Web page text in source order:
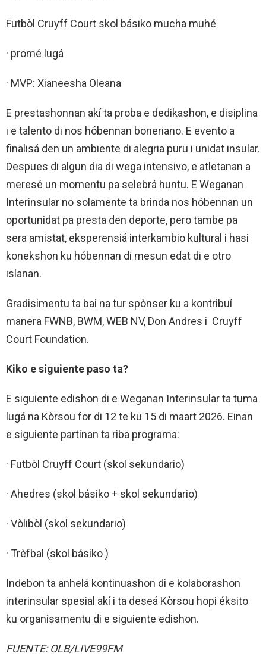
Futbòl Cruyff Court skol básiko mucha muhé
· promé lugá
· MVP: Xianeesha Oleana
E prestashonnan akí ta proba e dedikashon, e disiplina
i e talento di nos hóbennan boneriano. E evento a
finalisá den un ambiente di alegria puru i unidat insular.
Despues di algun dia di wega intensivo, e atletanan a
meresé un momentu pa selebrá huntu. E Weganan
Interinsular no solamente ta brinda nos hóbennan un
oportunidat pa presta den deporte, pero tambe pa
sera amistat, eksperensiá interkambio kultural i hasi
konekshon ku hóbennan di mesun edat di e otro
islanan.
Gradisimentu ta bai na tur spònser ku a kontribuí
manera FWNB, BWM, WEB NV, Don Andres i Cruyff
Court Foundation.
Kiko e siguiente paso ta?
E siguiente edishon di e Weganan Interinsular ta tuma
lugá na Kòrsou for di 12 te ku 15 di maart 2026. Einan
e siguiente partinan ta riba programa:
· Futbòl Cruyff Court (skol sekundario)
· Ahedres (skol básiko + skol sekundario)
· Vòlibòl (skol sekundario)
· Trèfbal (skol básiko )
Indebon ta anhelá kontinuashon di e kolaborashon
interinsular spesial akí i ta deseá Kòrsou hopi éksito
ku organisamentu di e siguiente edishon.
FUENTE: OLB/LIVE99FM